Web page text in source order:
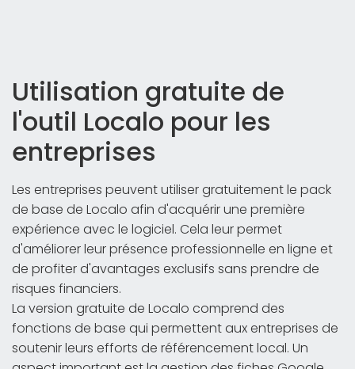
Utilisation gratuite de
l'outil Localo pour les
entreprises
Les entreprises peuvent utiliser gratuitement le pack
de base de Localo afin d'acquérir une première
expérience avec le logiciel. Cela leur permet
d'améliorer leur présence professionnelle en ligne et
de profiter d'avantages exclusifs sans prendre de
risques financiers.
La version gratuite de Localo comprend des
fonctions de base qui permettent aux entreprises de
soutenir leurs efforts de référencement local. Un